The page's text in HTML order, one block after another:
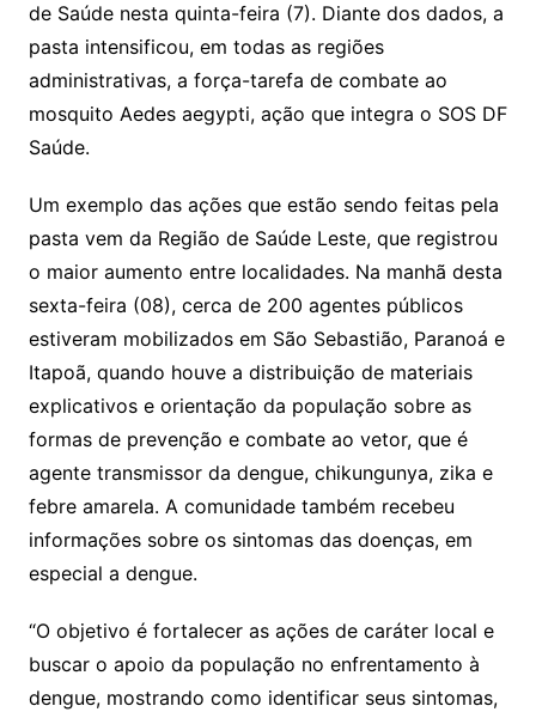
de Saúde nesta quinta-feira (7). Diante dos dados, a
pasta intensificou, em todas as regiões
administrativas, a força-tarefa de combate ao
mosquito Aedes aegypti, ação que integra o SOS DF
Saúde.
Um exemplo das ações que estão sendo feitas pela
pasta vem da Região de Saúde Leste, que registrou
o maior aumento entre localidades. Na manhã desta
sexta-feira (08), cerca de 200 agentes públicos
estiveram mobilizados em São Sebastião, Paranoá e
Itapoã, quando houve a distribuição de materiais
explicativos e orientação da população sobre as
formas de prevenção e combate ao vetor, que é
agente transmissor da dengue, chikungunya, zika e
febre amarela. A comunidade também recebeu
informações sobre os sintomas das doenças, em
especial a dengue.
“O objetivo é fortalecer as ações de caráter local e
buscar o apoio da população no enfrentamento à
dengue, mostrando como identificar seus sintomas,